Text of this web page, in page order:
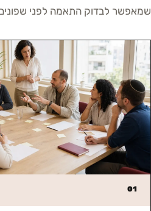
שמאפשר לבדוק התאמה לפני
01